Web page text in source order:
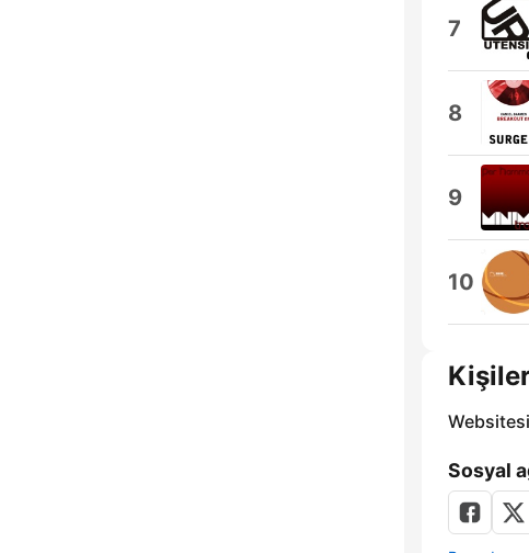
7
8
9
10
Websitesi
Sosyal